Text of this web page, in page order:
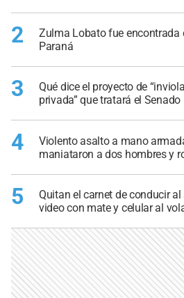
2
Zulma Lobato fue encontrada
Paraná
3
Qué dice el proyecto de
privada” que tratará el Senado
4
Violento asalto a mano
maniataron a dos hombres y
5
Quitan el carnet de conducir
video con mate y celular al